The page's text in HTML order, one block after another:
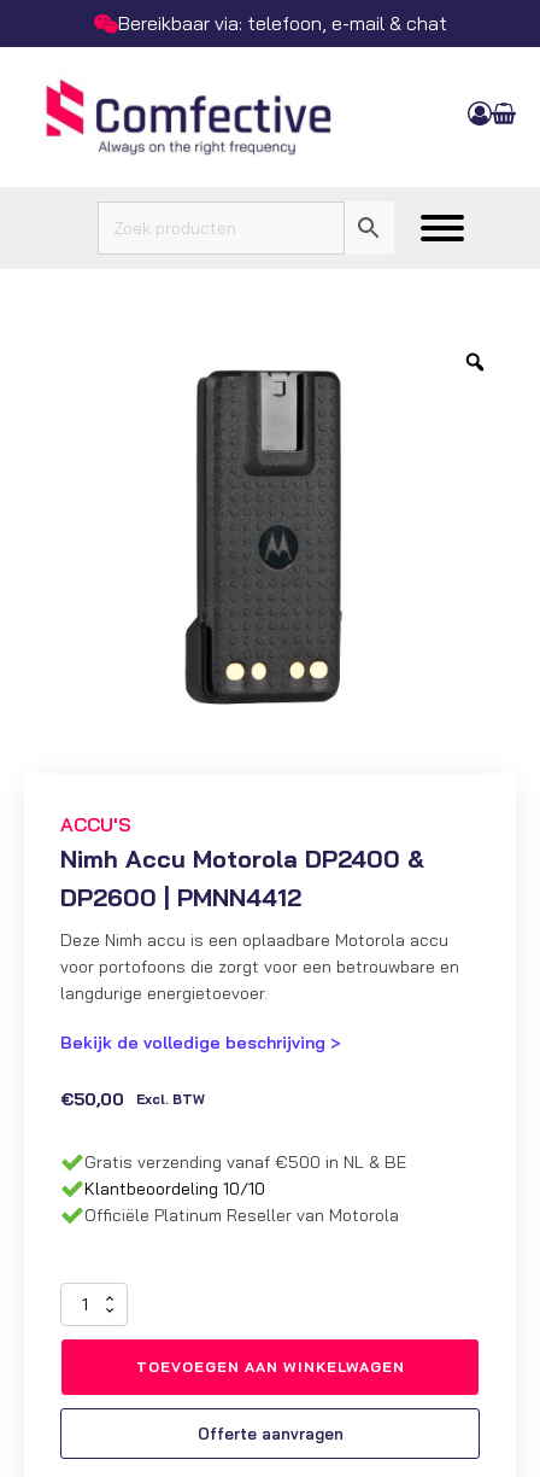
Bereikbaar via: telefoon, e-mail & chat
ACCU'S
Nimh Accu Motorola DP2400 &
DP2600 | PMNN4412
Deze Nimh accu is een oplaadbare Motorola accu
voor portofoons die zorgt voor een betrouwbare en
langdurige energietoevoer.
Bekijk de volledige beschrijving >
€50,00 Excl. BTW
Gratis verzending vanaf €500 in NL & BE
Klantbeoordeling 10/10
Officiële Platinum Reseller van Motorola
Nimh
Accu
&
PMNN4412
TOEVOEGEN AAN WINKELWAGEN
Offerte aanvragen